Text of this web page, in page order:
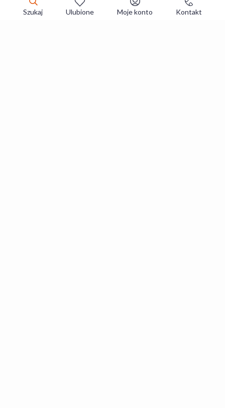
Szukaj Ulubione Moje konto Kontakt